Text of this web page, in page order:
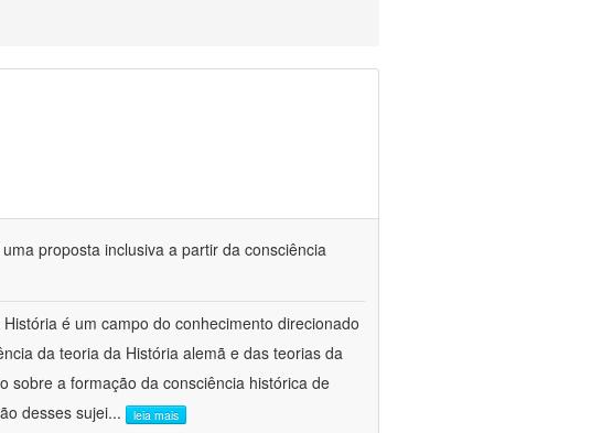
proposta inclusiva a partir da consciência
é um campo do conhecimento direcionado
da teoria da História alemã e das teorias da
sobre a formação da consciência histórica de
desses sujei... leia mais